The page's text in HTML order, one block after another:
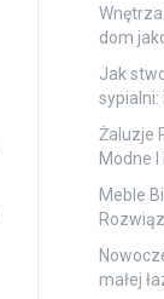
dom
Jak
sypialni:
Żaluzje
Modne
Meble
małej